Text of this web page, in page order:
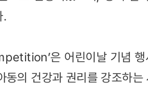
.
은 어린이날 기념 행
동의 건강과 권리를 강조하는